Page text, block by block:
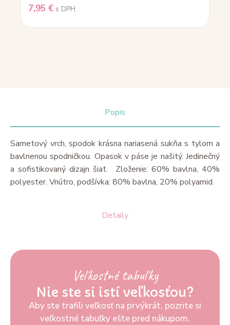
7,95 € s DPH
Popis
Detaily
Sametový vrch, spodok krásna nariasená sukňa s tylom a
bavlnenou spodničkou. Opasok v páse je našitý. Jedinečný
a sofistikovaný dizajn šiat.
Zloženie: 60% bavlna, 40%
polyester. Vnútro, podšívka: 80% bavlna, 20% polyamid.
Veľkostné tabuľky
Nie ste si istí veľkosťou?
Aby ste trafili veľkosť na prvýkrát, pozrite si
veľkostné tabuľky ešte pred nákupom.